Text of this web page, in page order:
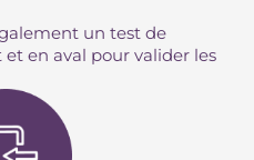
un test de
en aval pour valider les